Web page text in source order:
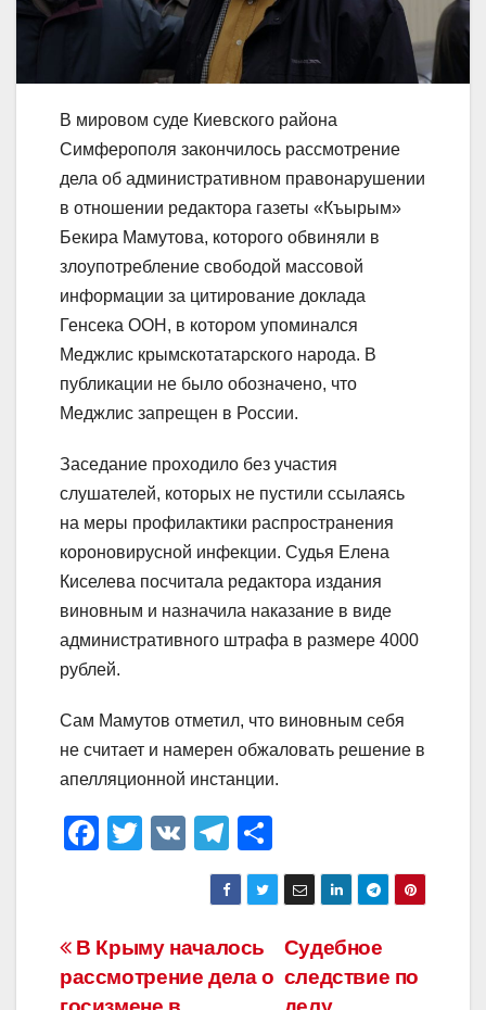
В мировом суде Киевского района
Симферополя закончилось рассмотрение
дела об административном правонарушении
в отношении редактора газеты «Къырым»
Бекира Мамутова, которого обвиняли в
злоупотребление свободой массовой
информации за цитирование доклада
Генсека ООН, в котором упоминался
Меджлис крымскотатарского народа. В
публикации не было обозначено, что
Меджлис запрещен в России.
Заседание проходило без участия
слушателей, которых не пустили ссылаясь
на меры профилактики распространения
короновирусной инфекции. Судья Елена
Киселева посчитала редактора издания
виновным и назначила наказание в виде
административного штрафа в размере 4000
рублей.
Сам Мамутов отметил, что виновным себя
не считает и намерен обжаловать решение в
апелляционной инстанции.
F
e
b
T
er
V
T
el
e
gr
a
тп
р
а
в
Навигация
по
Судебное
следствие по
В Крыму началось
рассмотрение дела о